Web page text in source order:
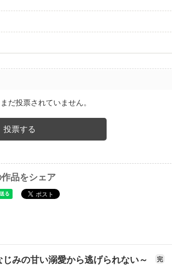
だ投票されていません。
投票する
作品をシェア
みの甘い溺愛から逃げられない～ 完